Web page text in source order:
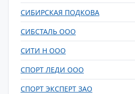
СИБИРСКАЯ ПОДКОВА
СИБСТАЛЬ ООО
СИТИ Н ООО
СПОРТ ЛЕДИ ООО
СПОРТ ЭКСПЕРТ ЗАО